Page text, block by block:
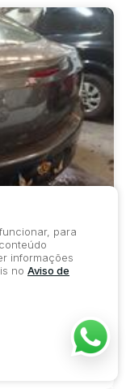
2014/2014
para
informações
no Aviso de